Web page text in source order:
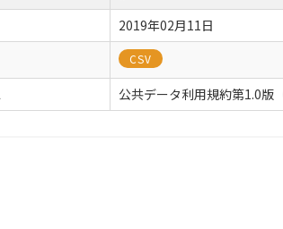
2019年02月11日
CSV
公共データ利用規約第1.0版